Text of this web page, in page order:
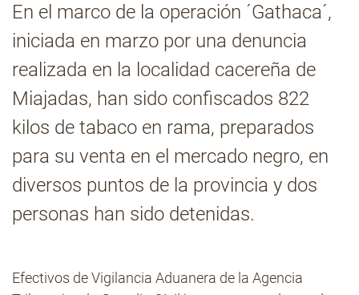
Pregúntanos
Archivo
Estadísticas CMT
Contacto
En el marco de la operación ´Gathaca´,
iniciada en marzo por una denuncia
realizada en la localidad cacereña de
Miajadas, han sido confiscados 822
kilos de tabaco en rama, preparados
para su venta en el mercado negro, en
diversos puntos de la provincia y dos
personas han sido detenidas.
Efectivos de Vigilancia Aduanera de la Agencia